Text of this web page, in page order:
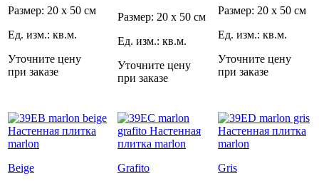
Размер: 20 x 50 см
Ед. изм.: кв.м.
Уточните цену
при заказе
Размер: 20 x 50 см
Ед. изм.: кв.м.
Уточните цену
при заказе
Размер: 20 x 50 см
Ед. изм.: кв.м.
Уточните цену
при заказе
Beige
Grafito
Gris